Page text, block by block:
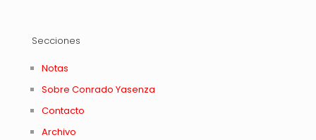
Secciones
Notas
Sobre Conrado Yasenza
Contacto
Archivo